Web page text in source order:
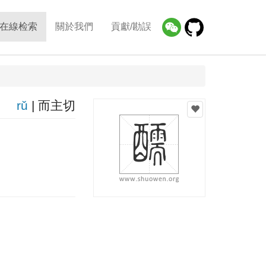
在線检索 關於我們 貢獻/勘誤
rǔ | 而主切